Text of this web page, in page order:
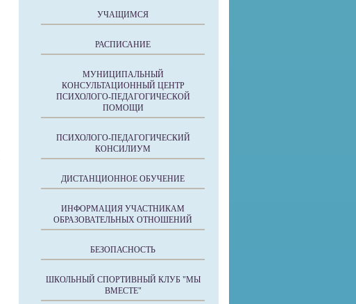
УЧАЩИМСЯ
РАСПИСАНИЕ
МУНИЦИПАЛЬНЫЙ
КОНСУЛЬТАЦИОННЫЙ ЦЕНТР
ПСИХОЛОГО-ПЕДАГОГИЧЕСКОЙ
ПОМОЩИ
ПСИХОЛОГО-ПЕДАГОГИЧЕСКИЙ
КОНСИЛИУМ
ДИСТАНЦИОННОЕ ОБУЧЕНИЕ
ИНФОРМАЦИЯ УЧАСТНИКАМ
ОБРАЗОВАТЕЛЬНЫХ ОТНОШЕНИЙ
БЕЗОПАСНОСТЬ
ШКОЛЬНЫЙ СПОРТИВНЫЙ КЛУБ "МЫ
ВМЕСТЕ"